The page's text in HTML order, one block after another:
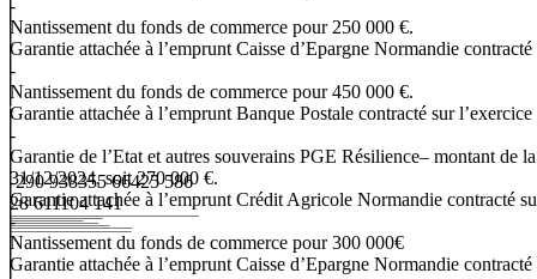
-290 938355 66425 586
28 611104 141
-
Nantissement du fonds de commerce pour 250 000 €.
Garantie attachée à l’emprunt Caisse d’Epargne Normandie contracté
-
Nantissement du fonds de commerce pour 450 000 €.
Garantie attachée à l’emprunt Banque Postale contracté sur l’exercice
-
Garantie de l’Etat et autres souverains PGE Résilience– montant de
31/12/2024, soit 270 000 €.
Garantie attachée à l’emprunt Crédit Agricole Normandie contracté
-
Nantissement du fonds de commerce pour 300 000€
Garantie attachée à l’emprunt Caisse d’Epargne Normandie contracté